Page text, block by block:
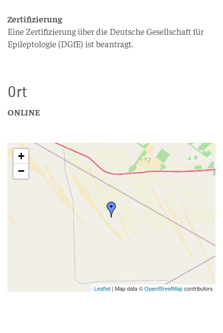
Zertifizierung
Eine Zertifizierung über die Deutsche Gesellschaft für
Epileptologie (DGfE) ist beantragt.
Ort
ONLINE
+
−
Leaflet | Map data ©OpenStreetMapcontributors